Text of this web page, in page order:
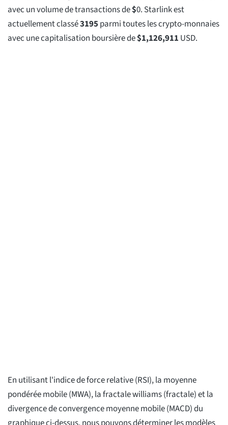
avec un volume de transactions de$0. Starlink est
actuellement classé3195parmi toutes les crypto-monnaies
avec une capitalisation boursière de$1,126,911 USD.
En utilisant l'indice de force relative (RSI), la moyenne
pondérée mobile (MWA), la fractale williams (fractale) et la
divergence de convergence moyenne mobile (MACD) du